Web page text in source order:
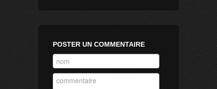
7 mn
ÉMISSION DU 13/12/2024
ÉMISSION DU 15/11/2024
25 mn
POSTER UN COMMENTAIRE